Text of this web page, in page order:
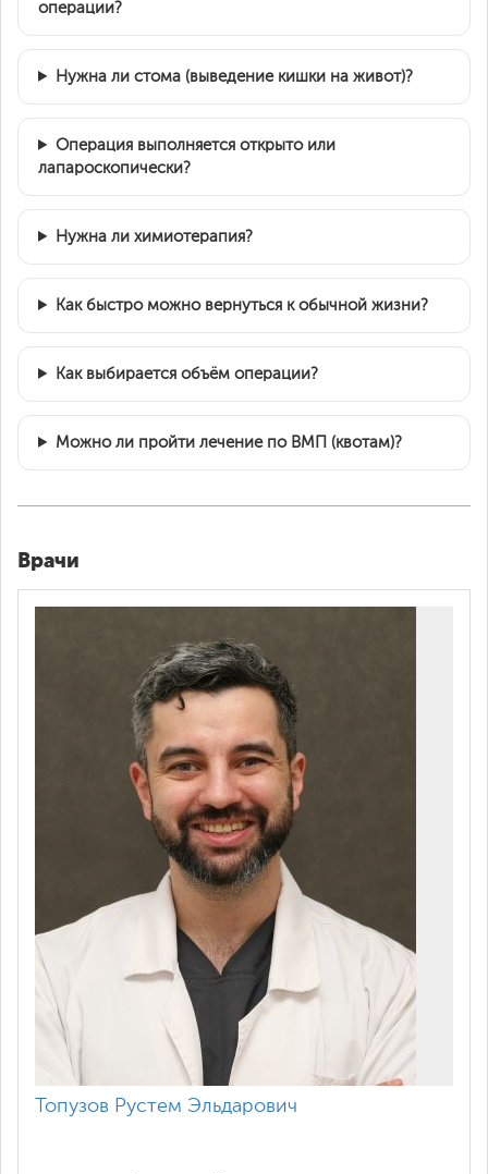
операции?
Нужна ли стома (выведение кишки на живот)?
Операция выполняется открыто или
лапароскопически?
Нужна ли химиотерапия?
Как быстро можно вернуться к обычной жизни?
Как выбирается объём операции?
Можно ли пройти лечение по ВМП (квотам)?
Врачи
Топузов Рустем Эльдарович